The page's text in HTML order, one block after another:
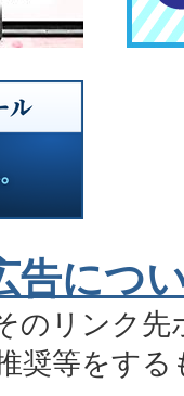
告につ
のリンク先
奨等をす